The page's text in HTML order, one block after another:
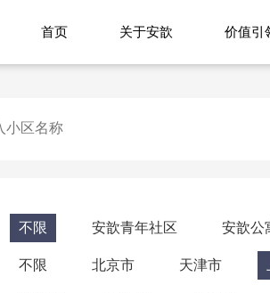
首页 关于安歆 价值引
不限 安歆青年社区 安歆公
不限 北京市 天津市